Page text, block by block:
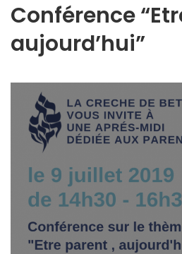
Conférence
aujourd’hui”